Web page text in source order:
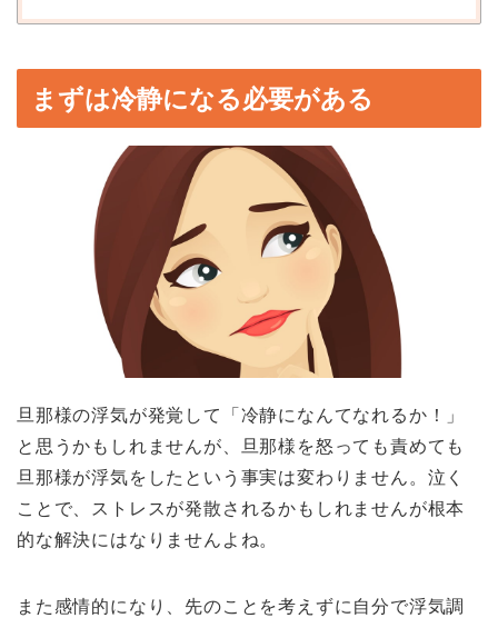
まずは冷静になる必要がある
旦那様の浮気が発覚して「冷静になんてなれるか！」
と思うかもしれませんが、旦那様を怒っても責めても
旦那様が浮気をしたという事実は変わりません。泣く
ことで、ストレスが発散されるかもしれませんが根本
的な解決にはなりませんよね。
また感情的になり、先のことを考えずに自分で浮気調